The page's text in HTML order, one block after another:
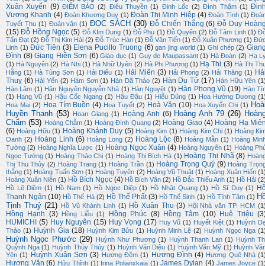
Xuân Xuyến (9) ĐIỂM BÁO (2) Điêu Thuyền (1) Đinh Lốc (2) Đình Thậm (1)
Vương Khanh (4) Đoàn Khương Duy (1) Đoàn Thị Minh Hiệp (4) Đoàn Tình (1)
Tuyết Thu (1) Đoản văn (1) ĐỌC SÁCH (30) Đỗ Chiến Thắng (6) Đỗ Duy
(15) Đỗ Hồng Ngọc (5) Đỗ KIm Dung (1) Đỗ Phu (1) Đỗ Quyên (2) Đỗ Tâm Linh (1)
Tấn Đạt (2) Đỗ Thị Kim Hải (2) Đỗ Trúc Hàn (1) Đỗ Văn Tiến (1) Đỗ Xuân Phương (1)
Linh (1) Đức Tiên (3) Elena Pucillo Truong (6) gan jing world (1) Ghi chép (2)
Đình (8) Giang Hiền Sơn (6) Giáo dục (1) Guy de Maupassant (1) Hà Đoàn (2) Hạ
(1) Hà Nguyên (2) Hà Nhi (1) Hà Nhữ Uyên (2) Hà Phi Phượng (1) Hạ Thi (3) Hà Thị
Hằng (1) Hà Tùng Sơn (1) Hải Điểu (1) Hải Miên (3) Hải Phong (2) Hải Thăng (1)
Thuỵ (6) Hải Yến (2) Hàm Sơn (1) Hàn Dã Thảo (2) Hàn Du Tử (17) Hàn Hữu Yên
Hàn Lâm (1) Hãn Nguyên Nguyễn Nhã (1) Hàn Nguyệt (1) Hàn Phong Vũ (19) Hàn
(1) Hạng Vũ (1) Hậu Cốc Ngang (1) Hậu Đậu (1) Hiếu Dũng (1) Hoa Hướng Dương
Hoa Mai (2) Hoa Tím Buồn (4) Hoa Tuyết (2) Hoà Văn (10) Hoa Xuyến Chi (1)
Huyền Thanh (53) Hoan Giang (1) Hoàng Anh (6) Hoàng Anh 79 (26)
Chẩm (53) Hoàng Chẫm (1) Hoàng Đình Quang (2) Hoàng Giao (4) Hoàng Hạ
(6) Hoàng Hữu (1) Hoàng Khánh Duy (5) Hoàng Kim (1) Hoàng Kim Chi (1) Hoàng
Oanh (2) Hoàng Linh (6) Hoàng Long (2) Hoàng Lộc (8) Hoàng Mẫn (1) Hoàng
Tường (2) Hoàng Nghĩa Lược (1) Hoàng Ngọc Xuân (4) Hoàng Nguyên (1) Hoàng
Ngọc Tường (1) Hoàng Thảo Chi (1) Hoàng Thị Bích Hà (1) Hoàng Thị Nhã (8)
Thị Thu Thủy (2) Hoàng Trang (1) Hoàng Trần (1) Hoàng Trọng Quý (9) Hoàng
thắng (1) Hoàng Tuấn Sơn (1) Hoàng Tuyên (2) Hoàng Vũ Thuật (1) Hoàng Xuân Hiến
Hoàng Xuân Niên (1) Hồ Bích Ngọc (4) Hồ Bích Vân (2) Hồ Đắc Thiếu Anh (1) Hồ Hải
Hồ Lê Diêm (1) Hồ Nam (1) Hồ Ngọc Diệp (1) Hồ Nhật Quang (1) Hồ Sĩ Duy (1)
Thanh Ngân (10) Hồ Thế Hà (2) Hồ Thế Phất (3) Hồ Thế Sinh (1) Hồ Tĩnh Tâm (1)
Tịnh Thuỷ (21) Hồ Vũ Khánh Linh (1) Hồ Xuân Thu (3) Hội Nhà văn TP. HCM
Hồng Hạnh (3) Hồng Liễu (1) Hồng Phúc (8) Hồng Tâm (10) Huệ Triệu
HUMICHI
(5) Huy Nguyên (15) Huy Vọng (17) Huy Vũ (1) Huyết Kiệt (1) Huỳnh
Thảo (1) Huỳnh Gia (18) Huỳnh Kim Bửu (1) Huỳnh Minh Lệ (2) Huỳnh Ngọc Nga
Huỳnh Ngọc Phước (29) Huỳnh Như Phương (1) Huỳnh Thanh Lan (1)
Huỳnh
Quỳnh Nga (1) Huỳnh Thúy Thúy (1) Huỳnh Văn Diệu (1) Huỳnh Văn Mỹ (1) Huỳnh
Yên (1) Huỳnh Xuân Sơn (3) Hương Đêm (1) Hương Đình (4) Hương Quê Nhà
Hương Văn (6) Hửu Thỉnh (1) Irina Polianxkaia (1) James Dylan (4) James Joyce